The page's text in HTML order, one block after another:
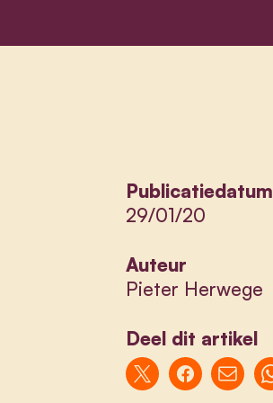
Publicatiedatum
29/01/20
Auteur
Pieter Herwege
Deel dit artikel